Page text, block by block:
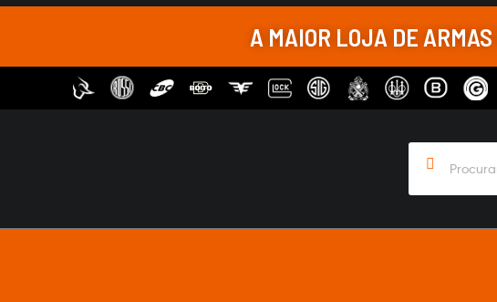
A MAIOR LOJA DE
Sob Encomenda